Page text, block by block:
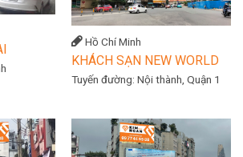
Hồ Chí Minh
KHÁCH SẠN NEW WORLD
Tuyến đường: Nội thành, Quận 1